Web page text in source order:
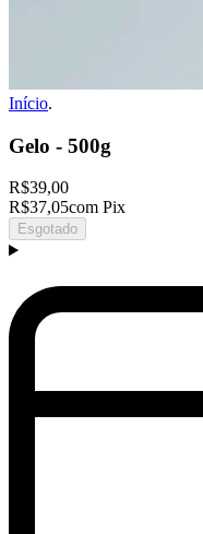
Início.
Gelo - 500g
R$39,00
R$37,05com Pix
Esgotado